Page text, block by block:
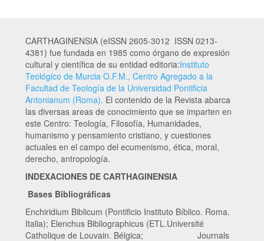
CARTHAGINENSIA (eISSN 2605-3012 ISSN 0213-
4381) fue fundada en 1985 como órgano de expresión
cultural y científica de su entidad editoria:Instituto
Teológico de Murcia O.F.M., Centro Agregado a la
Facultad de Teología de la Universidad Pontificia
Antonianum (Roma). El contenido de la Revista abarca
las diversas areas de conocimiento que se imparten en
este Centro: Teología, Filosofía, Humanidades,
humanismo y pensamiento cristiano, y cuestiones
actuales en el campo del ecumenismo, ética, moral,
derecho, antropología.
INDEXACIONES DE CARTHAGINENSIA
Bases Bibliográficas
Enchiridium Biblicum (Pontificio Instituto Bíblico. Roma.
Italia); Elenchus Bibliographicus (ETL.Université
Catholique de Louvain. Bélgica; Journals